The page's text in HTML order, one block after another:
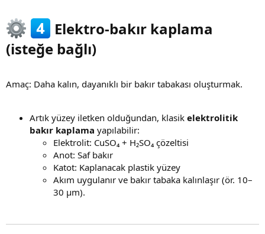
Elektro-bakır kaplama
(isteğe bağlı)​
Amaç: Daha kalın, dayanıklı bir bakır tabakası oluşturmak.
Artık yüzey iletken olduğundan, klasik elektrolitik
bakır kaplama yapılabilir:
Elektrolit: CuSO₄ + H₂SO₄ çözeltisi
Anot: Saf bakır
Katot: Kaplanacak plastik yüzey
Akım uygulanır ve bakır tabaka kalınlaşır (ör. 10–
30 µm).